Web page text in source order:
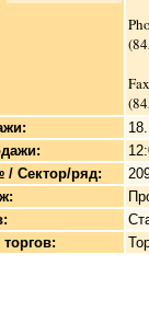
/ Сектор/ряд: